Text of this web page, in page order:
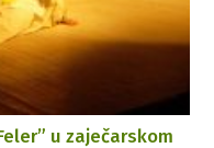
u zaječarskom